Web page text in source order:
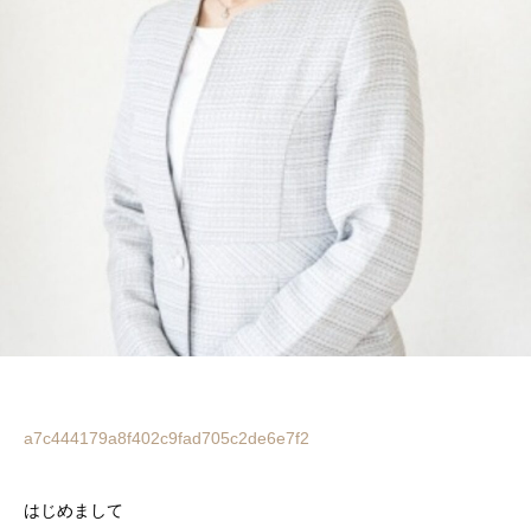
a7c444179a8f402c9fad705c2de6e7f2
はじめまして